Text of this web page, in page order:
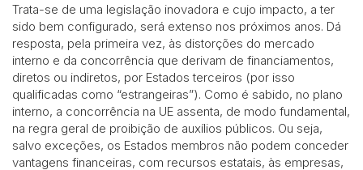
Trata-se de uma legislação inovadora e cujo impacto, a ter
sido bem configurado, será extenso nos próximos anos. Dá
resposta, pela primeira vez, às distorções do mercado
interno e da concorrência que derivam de financiamentos,
diretos ou indiretos, por Estados terceiros (por isso
qualificadas como “estrangeiras”). Como é sabido, no plano
interno, a concorrência na UE assenta, de modo fundamental,
na regra geral de proibição de auxílios públicos. Ou seja,
salvo exceções, os Estados membros não podem conceder
vantagens financeiras, com recursos estatais, às empresas,